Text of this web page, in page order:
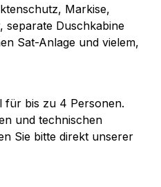
Markise,
Duschkabine
Sat-Anlage und vielem,
für bis zu 4 Personen.
und technischen
Sie bitte direkt unserer